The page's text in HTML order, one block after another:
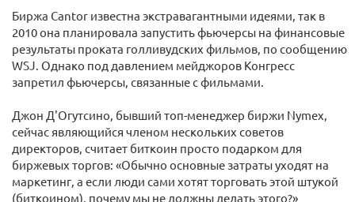
Биржа Cantor известна экстравагантными идеями, так в
2010 она планировала запустить фьючерсы на финансовые
результаты проката голливудских фильмов, по сообщению
WSJ. Однако под давлением мейджоров Конгресс
запретил фьючерсы, связанные с фильмами.
Джон Д'Огутсино, бывший топ-менеджер биржи Nymex,
сейчас являющийся членом нескольких советов
директоров, считает биткоин просто подарком для
биржевых торгов: «Обычно основные затраты уходят на
маркетинг, а если люди сами хотят торговать этой штукой
(биткоином), почему мы не должны делать этого?»